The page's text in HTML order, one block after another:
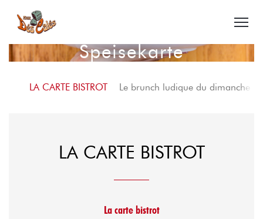
Speisekarte
LA CARTE BISTROT Le brunch ludique du dimanche
LA CARTE BISTROT
La carte bistrot